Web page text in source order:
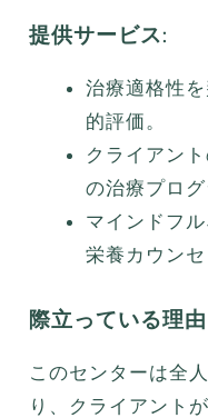
提供サービス:
治療適格性
的評価。
クライアン
の治療プログ
マインドフ
栄養カウン
際立っている理由
このセンターは全
り、クライアント